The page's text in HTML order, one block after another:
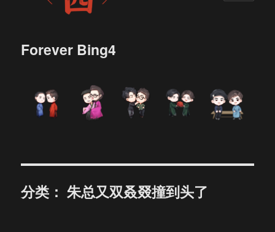
Forever Bing4
分类：朱总又双叒叕撞到头了